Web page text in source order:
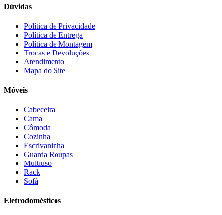
Cotherm(2)
D' Doro Móveis
Dako(23)
Demóbile(13)
Dômina
Doripel
Estofados solar
Fischer
Giga
Dúvidas
Política de Privacidade
Política de Entrega
Política de Montagem
Trocas e Devoluções
Atendimento
Mapa do Site
Móveis
Cabeceira
Cama
Cômoda
Cozinha
Escrivaninha
Guarda Roupas
Multiuso
Rack
Sofá
Eletrodomésticos